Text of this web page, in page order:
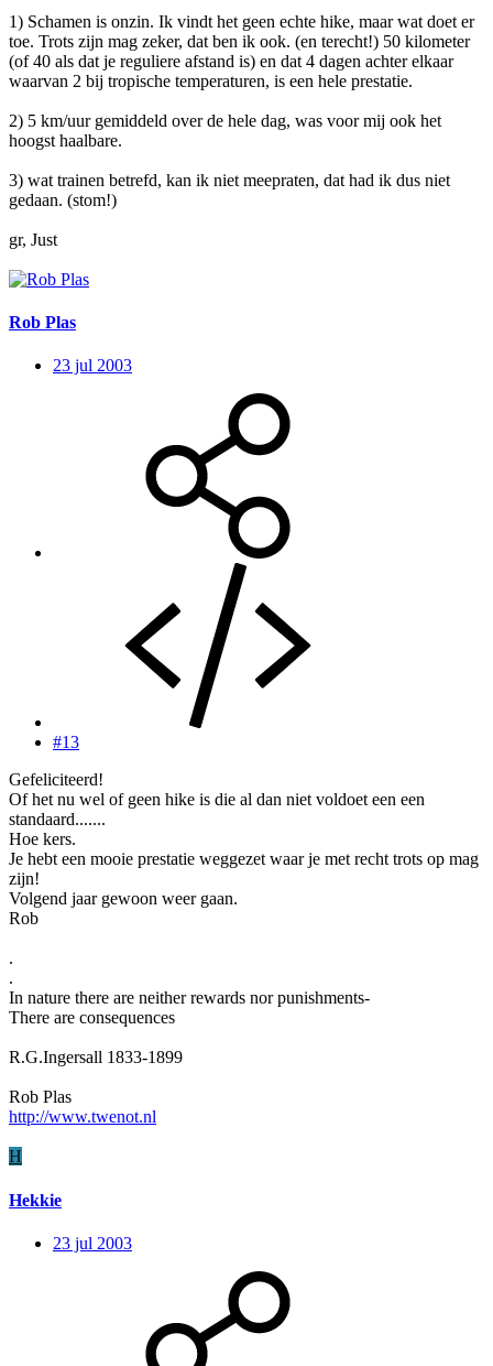
1) Schamen is onzin. Ik vindt het geen echte hike, maar wat doet er
toe. Trots zijn mag zeker, dat ben ik ook. (en terecht!) 50 kilometer
(of 40 als dat je reguliere afstand is) en dat 4 dagen achter elkaar
waarvan 2 bij tropische temperaturen, is een hele prestatie.
2) 5 km/uur gemiddeld over de hele dag, was voor mij ook het
hoogst haalbare.
3) wat trainen betrefd, kan ik niet meepraten, dat had ik dus niet
gedaan. (stom!)
gr, Just
Rob Plas
23 jul 2003
#13
Gefeliciteerd!
Of het nu wel of geen hike is die al dan niet voldoet een een
standaard.......
Hoe kers.
Je hebt een mooie prestatie weggezet waar je met recht trots op mag
zijn!
Volgend jaar gewoon weer gaan.
Rob
.
.
In nature there are neither rewards nor punishments-
There are consequences
R.G.Ingersall 1833-1899
Rob Plas
http://www.twenot.nl
H
Hekkie
23 jul 2003